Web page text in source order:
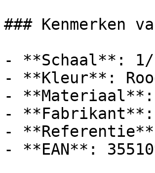
### Kenmerken
- **Schaal**: 1/
- **Kleur**:
- **Materiaal**:
- **Fabrikant**:
-
- **EAN**: